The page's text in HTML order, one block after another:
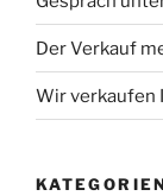
Der Verkauf
Wir verkaufen
KATEGORIEN